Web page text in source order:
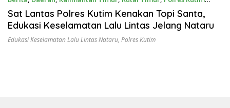
Desember 25, 2025
Sat Lantas Polres Kutim Kenakan Topi Santa,
Edukasi Keselamatan Lalu Lintas Jelang Nataru
Edukasi Keselamatan Lalu Lintas Nataru, Polres Kutim